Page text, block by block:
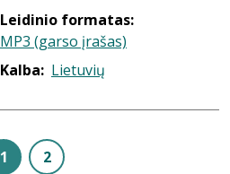
Leidinio formatas:
MP3 (garso įrašas)
Kalba: Lietuvių
1 2